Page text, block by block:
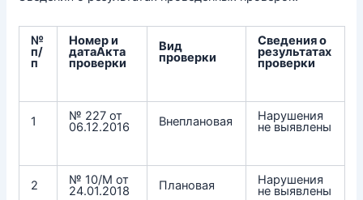
№
п/
п
Номер и
датаАкта
проверки
Вид
проверки
Сведения о
результатах
проверки
1 № 227 от
06.12.2016 Внеплановая Нарушения
не выявлены
2 № 10/М от
24.01.2018 Плановая Нарушения
не выявлены